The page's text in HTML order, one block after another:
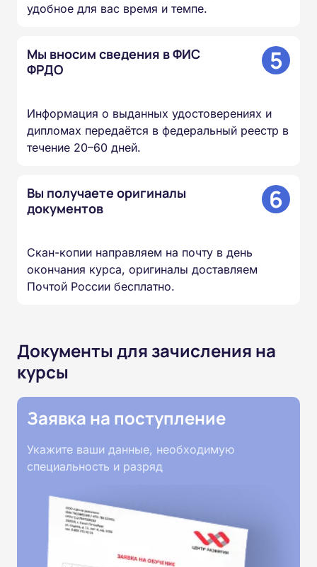
удобное для вас время и темпе.
Мы вносим сведения в ФИС
ФРДО
5
Информация о выданных удостоверениях и
дипломах передаётся в федеральный реестр в
течение 20–60 дней.
Вы получаете оригиналы
документов
6
Скан-копии направляем на почту в день
окончания курса, оригиналы доставляем
Почтой России бесплатно.
Документы для зачисления на
курсы
Заявка на поступление
Укажите ваши данные, необходимую
специальность и разряд